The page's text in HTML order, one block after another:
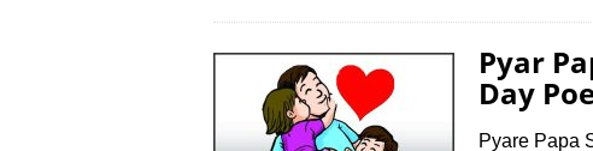
Pyar
Day
Pyare Papa